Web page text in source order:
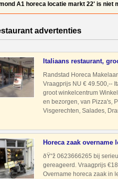
A1 horeca locatie markt 22' is
advertenties
Italiaans restaurant,
Randstad Horeca
Vraagprijs NU € 49.500,--
groot winkelcentrum
en bezorgen, van Pizza's,
Visgerechten, Salades,
Horeca zaak overname
ðŸ“ž 0623666265 bij
gereageerd. Vraagprijs
Overname horeca zaak in